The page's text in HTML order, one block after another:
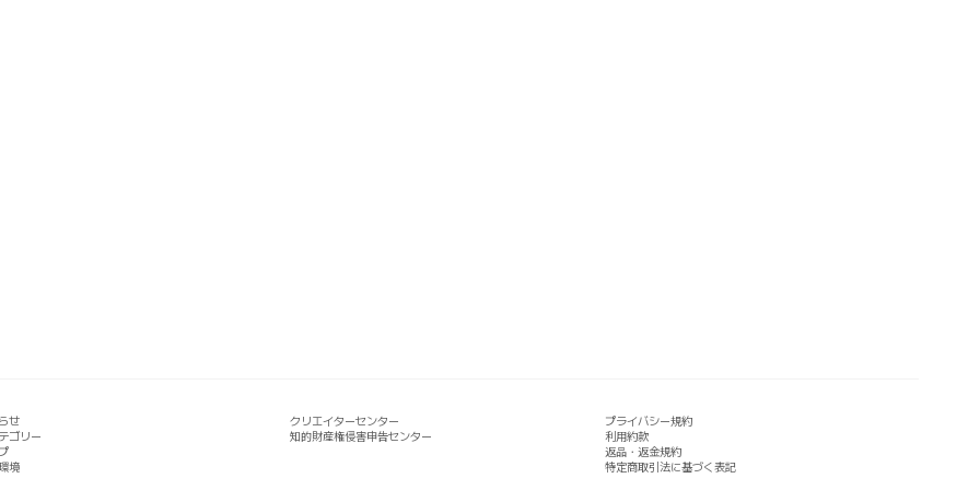
せ
ゴリー
境
クリエイターセンター
知的財産権侵害申告センター
プライバシー規約
利用約款
返品・返金規約
特定商取引法に基づく表記